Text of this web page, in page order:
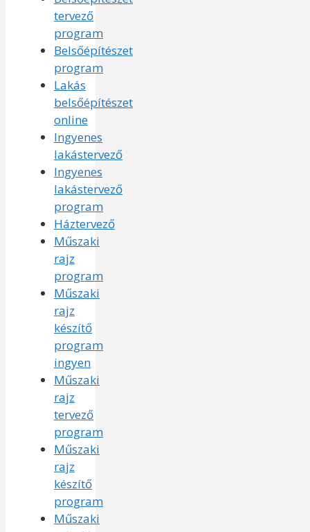
tervező
program
Belsőépítészet
program
Lakás
belsőépítészet
online
Ingyenes
lakástervező
Ingyenes
lakástervező
program
Háztervező
Műszaki
rajz
program
Műszaki
rajz
készítő
program
ingyen
Műszaki
rajz
tervező
program
Műszaki
rajz
készítő
program
Műszaki